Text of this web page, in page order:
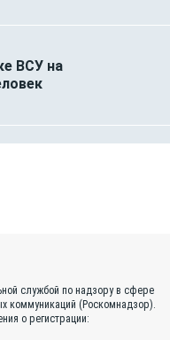
ВСУ на
службой по надзору в сфере
коммуникаций (Роскомнадзор).
о регистрации: